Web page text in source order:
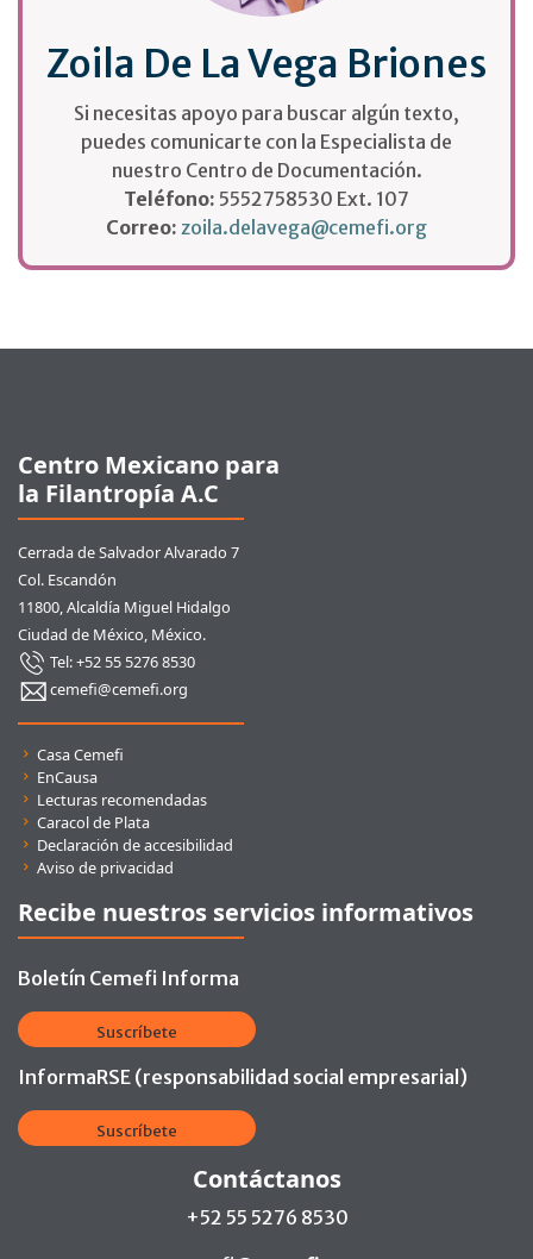
Zoila De La Vega Briones
Si necesitas apoyo para buscar algún texto,
puedes comunicarte con la Especialista de
nuestro Centro de Documentación.
Teléfono: 5552758530 Ext. 107
Correo: zoila.delavega@cemefi.org
Centro Mexicano para
la Filantropía A.C
Cerrada de Salvador Alvarado 7
Col. Escandón
11800, Alcaldía Miguel Hidalgo
Ciudad de México, México.
Tel: +52 55 5276 8530
cemefi@cemefi.org
Enlaces rápidos
Casa Cemefi
EnCausa
Lecturas recomendadas
Caracol de Plata
Declaración de accesibilidad
Aviso de privacidad
Recibe nuestros servicios informativos
Boletín Cemefi Informa
Suscríbete
InformaRSE (responsabilidad social empresarial)
Suscríbete
Contáctanos
+52 55 5276 8530